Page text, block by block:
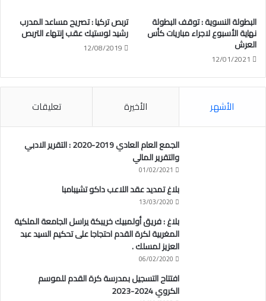
البطولة النسوية : توقف البطولة
نهاية الأسبوع لاجراء مباريات كأس
العرش
12/01/2021
تربص تركيا : تصريح مساعد المدرب
رشيد لوستيك عقب إنتهاء التربص
12/08/2019
الأشهر الأخيرة تعليقات
الجمع العام العادي 2019-2020 : التقرير الادبي
والتقرير المالي
01/02/2021
بلاغ تمديد عقد اللاعب داكو تشيبامبا
13/03/2020
بلاغ : فريق أولمبيك خريبكة يراسل الجامعة الملكية
المغربية لكرة القدم احتجاجا على تحكيم السيد عبد
العزيز لمسلك .
06/02/2020
افتتاح التسجيل بمدرسة كرة القدم للموسم
الكروي 2024-2023